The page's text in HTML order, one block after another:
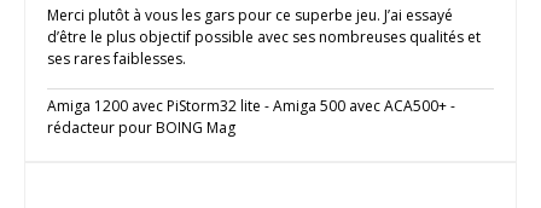
Merci plutôt à vous les gars pour ce superbe jeu. J’ai essayé
d’être le plus objectif possible avec ses nombreuses qualités et
ses rares faiblesses.
Amiga 1200 avec PiStorm32 lite - Amiga 500 avec ACA500+ -
rédacteur pour BOING Mag